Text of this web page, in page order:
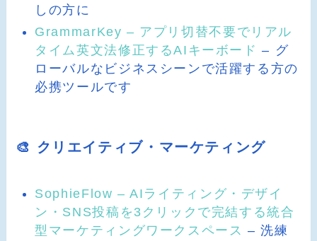
しの方に
GrammarKey – アプリ切替不要でリアル
タイム英文法修正するAIキーボード – グ
ローバルなビジネスシーンで活躍する方の
必携ツールです
🎨 クリエイティブ・マーケティング
SophieFlow – AIライティング・デザイ
ン・SNS投稿を3クリックで完結する統合
型マーケティングワークスペース – 洗練